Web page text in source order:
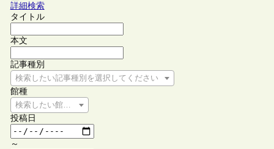
詳細検索
タイトル
本文
記事種別
検索したい記事種別を選択してください
館種
検索したい館種を選択してください
投稿日
～